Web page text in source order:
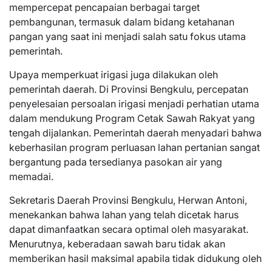
mempercepat pencapaian berbagai target
pembangunan, termasuk dalam bidang ketahanan
pangan yang saat ini menjadi salah satu fokus utama
pemerintah.
Upaya memperkuat irigasi juga dilakukan oleh
pemerintah daerah. Di Provinsi Bengkulu, percepatan
penyelesaian persoalan irigasi menjadi perhatian utama
dalam mendukung Program Cetak Sawah Rakyat yang
tengah dijalankan. Pemerintah daerah menyadari bahwa
keberhasilan program perluasan lahan pertanian sangat
bergantung pada tersedianya pasokan air yang
memadai.
Sekretaris Daerah Provinsi Bengkulu, Herwan Antoni,
menekankan bahwa lahan yang telah dicetak harus
dapat dimanfaatkan secara optimal oleh masyarakat.
Menurutnya, keberadaan sawah baru tidak akan
memberikan hasil maksimal apabila tidak didukung oleh